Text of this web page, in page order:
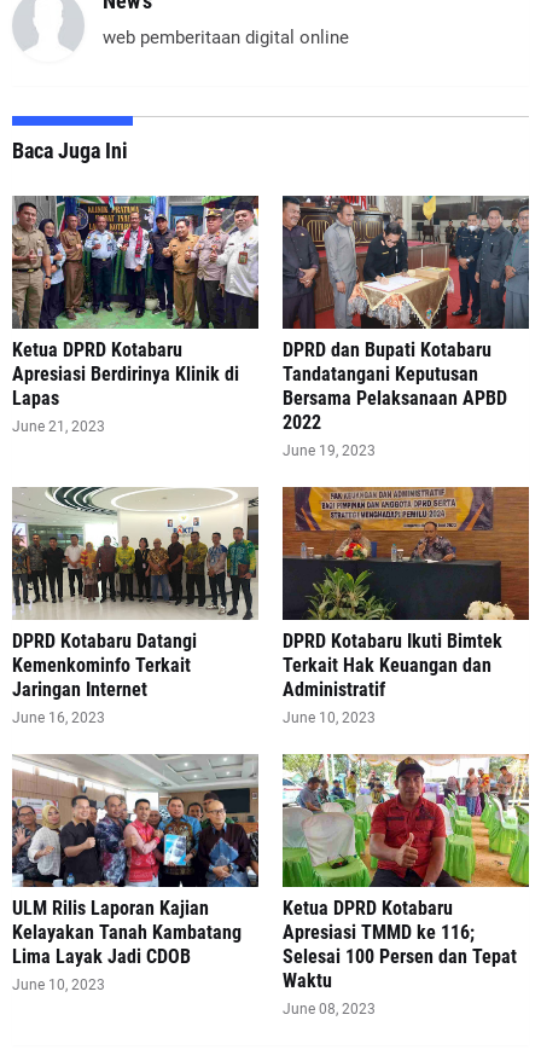
web pemberitaan digital online
Baca Juga Ini
Ketua DPRD Kotabaru
Apresiasi Berdirinya Klinik di
Lapas
June 21, 2023
DPRD dan Bupati Kotabaru
Tandatangani Keputusan
Bersama Pelaksanaan APBD
2022
June 19, 2023
DPRD Kotabaru Datangi
Kemenkominfo Terkait
Jaringan Internet
June 16, 2023
DPRD Kotabaru Ikuti Bimtek
Terkait Hak Keuangan dan
Administratif
June 10, 2023
ULM Rilis Laporan Kajian
Kelayakan Tanah Kambatang
Lima Layak Jadi CDOB
June 10, 2023
Ketua DPRD Kotabaru
Apresiasi TMMD ke 116;
Selesai 100 Persen dan Tepat
Waktu
June 08, 2023